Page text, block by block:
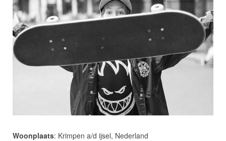
Woonplaats: Krimpen a/d ijsel, Nederland